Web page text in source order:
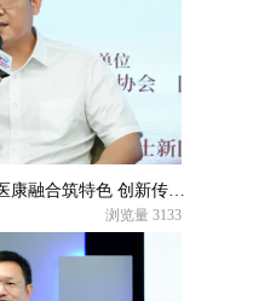
湖南省康复医院：医康融合筑特色 创新传播护健康
浏览量 3133